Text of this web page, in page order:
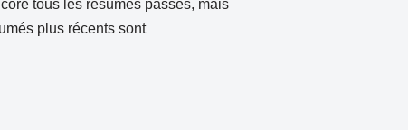
tous les résumés passés, mais
plus récents sont